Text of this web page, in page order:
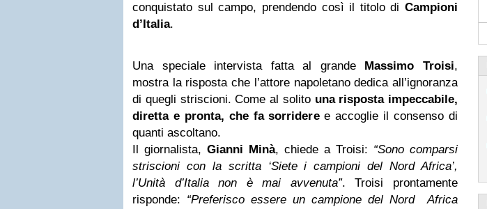
conquistato sul campo, prendendo così il titolo di Campioni
d’Italia.
Una speciale intervista fatta al grande Massimo Troisi,
mostra la risposta che l’attore napoletano dedica all’ignoranza
di quegli striscioni. Come al solitouna risposta impeccabile,
diretta e pronta, che fa sorrideree accoglie il consenso di
quanti ascoltano.
Il giornalista, Gianni Minà, chiede a Troisi: “Sono comparsi
striscioni con la scritta ‘Siete i campioni del Nord Africa’,
l’Unità d’Italia non è mai avvenuta”. Troisi prontamente
risponde: “Preferisco essere un campione del Nord Africa